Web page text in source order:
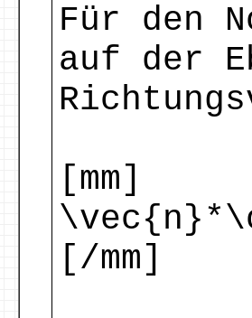
Für den
auf der
[mm]
[/mm]